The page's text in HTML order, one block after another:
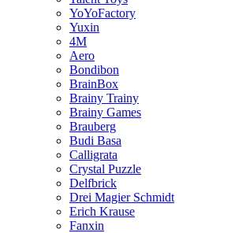
YoYoFactory
Yuxin
4M
Aero
Bondibon
BrainBox
Brainy Trainy
Brainy Games
Brauberg
Budi Basa
Calligrata
Crystal Puzzle
Delfbrick
Drei Magier Schmidt
Erich Krause
Fanxin